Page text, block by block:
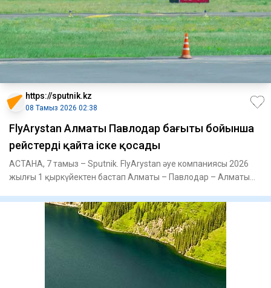
https://sputnik.kz
08 Тамыз 2026 02:38
FlyArystan Алматы Павлодар бағыты бойынша
рейстерді қайта іске қосады
АСТАНА, 7 тамыз – Sputnik. FlyArystan әуе компаниясы 2026
жылғы 1 қыркүйектен бастап Алматы – Павлодар – Алматы